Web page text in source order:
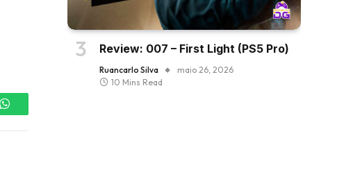
WhatsApp
Review: 007 – First Light (PS5 Pro)
Ruancarlo Silva
maio 26, 2026
10 Mins Read